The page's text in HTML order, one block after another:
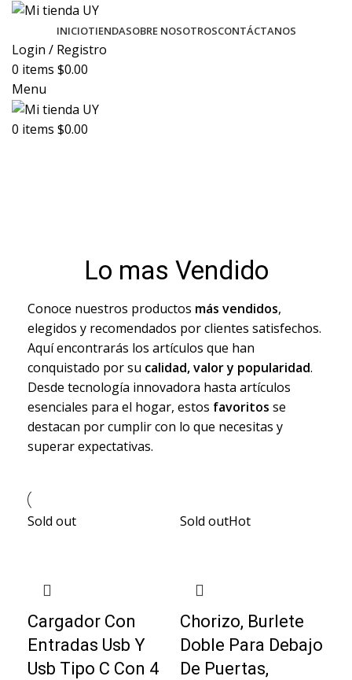
INICIOTIENDASOBRE NOSOTROSCONTÁCTANOS
Login / Registro
0 items $0.00
Menu
0 items $0.00
Lo mas Vendido
Conoce nuestros productos más vendidos,
elegidos y recomendados por clientes satisfechos.
Aquí encontrarás los artículos que han
conquistado por su calidad, valor y popularidad.
Desde tecnología innovadora hasta artículos
esenciales para el hogar, estos favoritos se
destacan por cumplir con lo que necesitas y
superar expectativas.
Sold out
Cargador Con
Entradas Usb Y
Usb Tipo C Con 4
Sold outHot
Chorizo, Burlete
Doble Para Debajo
De Puertas,